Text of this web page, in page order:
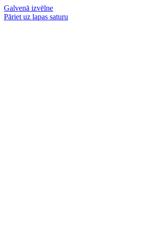
Galvenā izvēlne
Pāriet uz lapas saturu